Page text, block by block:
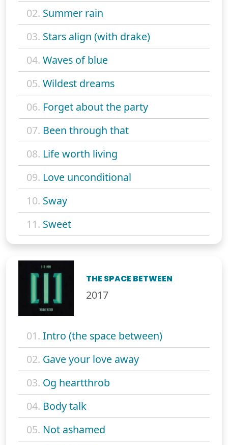
02. Summer rain
03. Stars align (with drake)
04. Waves of blue
05. Wildest dreams
06. Forget about the party
07. Been through that
08. Life worth living
09. Love unconditional
10. Sway
11. Sweet
THE SPACE BETWEEN
2017
01. Intro (the space between)
02. Gave your love away
03. Og heartthrob
04. Body talk
05. Not ashamed